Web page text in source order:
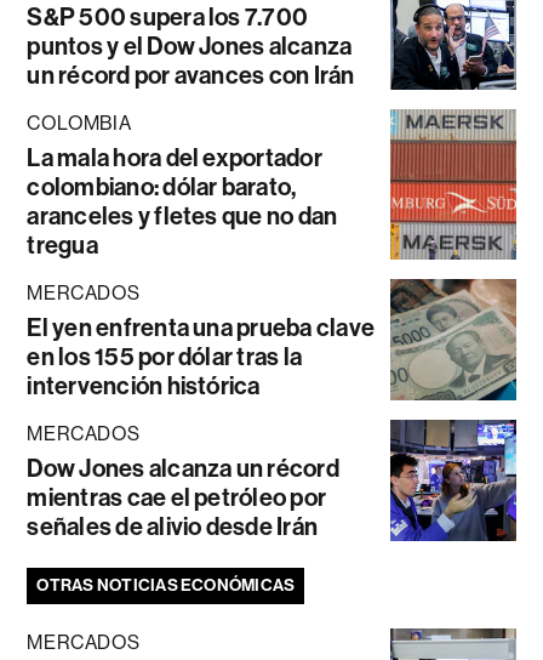
S&P 500 supera los 7.700
puntos y el Dow Jones alcanza
un récord por avances con Irán
COLOMBIA
La mala hora del exportador
colombiano: dólar barato,
aranceles y fletes que no dan
tregua
MERCADOS
El yen enfrenta una prueba clave
en los 155 por dólar tras la
intervención histórica
MERCADOS
Dow Jones alcanza un récord
mientras cae el petróleo por
señales de alivio desde Irán
OTRAS NOTICIAS ECONÓMICAS
MERCADOS